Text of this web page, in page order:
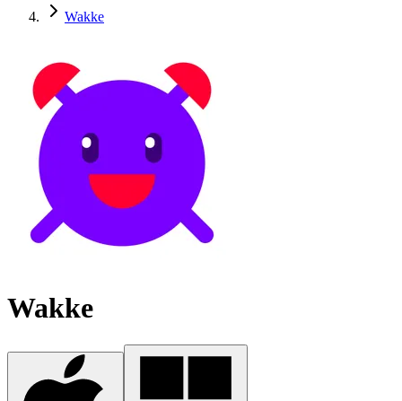
Wakke
Wakke